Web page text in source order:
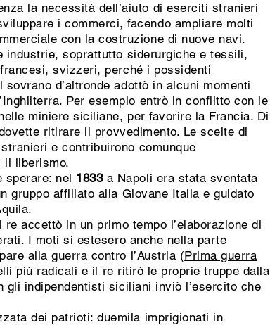
la necessità dell’aiuto di eserciti stranieri
i commerci, facendo ampliare molti
con la costruzione di nuove navi.
industrie, soprattutto siderurgiche e tessili,
svizzeri, perché i possidenti
d’altronde adottò in alcuni momenti
Per esempio entrò in conflitto con le
miniere siciliane, per favorire la Francia. Di
ritirare il provvedimento. Le scelte di
e contribuirono comunque
il liberismo.
sperare: nel 1833a Napoli era stata sventata
gruppo affiliato alla Giovane Italia e guidato
accettò in un primo tempo l’elaborazione di
I moti si estesero anche nella parte
alla guerra contro l’Austria (Prima guerra
più radicali e il re ritirò le proprie truppe dalla
gli indipendentisti siciliani inviò l’esercito che
dei patrioti: duemila imprigionati in